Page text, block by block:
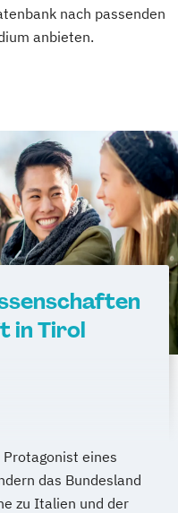
Studies
Theologische
nach passenden
anbieten.
in Tirol
eines
das Bundesland
zu Italien und der